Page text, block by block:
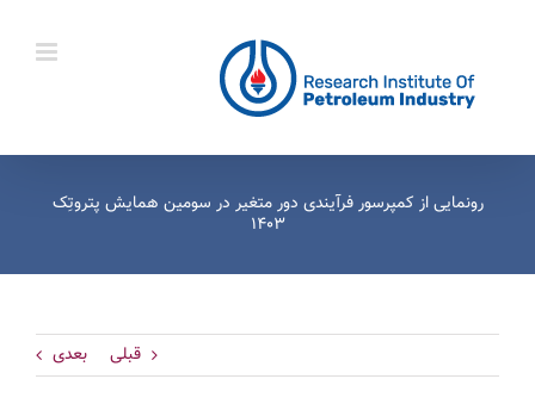
رونمایی از کمپرسور فرآیندی دور متغیر در سومین همایش پتروتِک
۱۴۰۳
قبلی بعدی